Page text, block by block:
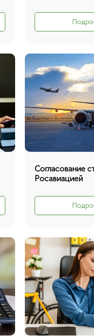
Согласование
Росавиацией